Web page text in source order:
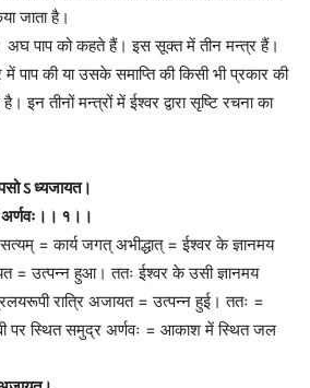
जाता है।
अघ पाप को कहते हैं। इस सूक्त में तीन मन्त्र हैं।
पाप की या उसके समाप्ति की किसी भी प्रकार की
इन तीनों मन्त्रों में ईश्वर द्वारा सृष्टि रचना का
ऽ ध्यजायत।
अर्णवः।। १।।
= कार्य जगत् अभीद्धात् = ईश्वर के ज्ञानमय
= उत्पन्न हुआ। ततः ईश्वर के उसी ज्ञानमय
रात्रि अजायत = उत्पन्न हुई। ततः =
पर स्थित समुद्र अर्णवः = आकाश में स्थित जल